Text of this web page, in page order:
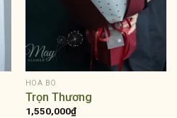
HOA BÓ
Trọn Thương
1,550,000₫